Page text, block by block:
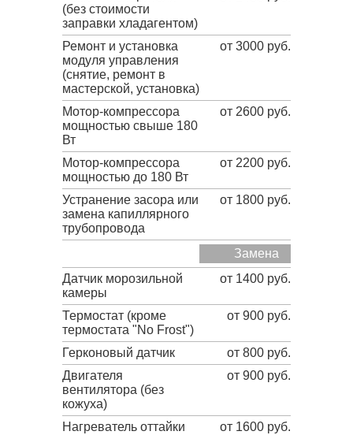
(без стоимости
заправки хладагентом)
Ремонт и установка
модуля управления
(снятие, ремонт в
мастерской, установка)
от 3000 руб.
Мотор-компрессора
мощностью свыше 180
Вт
от 2600 руб.
Мотор-компрессора
мощностью до 180 Вт
от 2200 руб.
Устранение засора или
замена капиллярного
трубопровода
от 1800 руб.
Замена
Датчик морозильной
камеры
от 1400 руб.
Термостат (кроме
термостата "No Frost")
от 900 руб.
Герконовый датчик
от 800 руб.
Двигателя
вентилятора (без
кожуха)
от 900 руб.
Нагреватель оттайки
от 1600 руб.